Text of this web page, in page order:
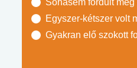
Egyszer-kétszer volt
Gyakran elő szokott